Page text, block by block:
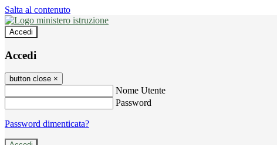
Salta al contenuto
Accedi
Accedi
button close ×
Nome Utente
Password
Password dimenticata?